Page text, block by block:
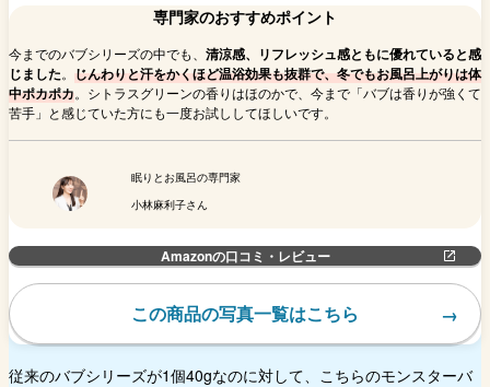
専門家のおすすめポイント
今までのバブシリーズの中でも、 清涼感、リフレッシュ感ともに優れていると感
じました。
じんわりと汗をかくほど温浴効果も抜群で、冬でもお風呂上がりは体
中ポカポカ。シトラスグリーンの香りはほのかで、今まで「バブは香りが強くて
苦手」と感じていた方にも一度お試ししてほしいです。
眠りとお風呂の専門家
小林麻利子さん
Amazonの口コミ・レビュー
この商品の写真一覧はこちら
従来のバブシリーズが1個40gなのに対して、こちらのモンスターバ